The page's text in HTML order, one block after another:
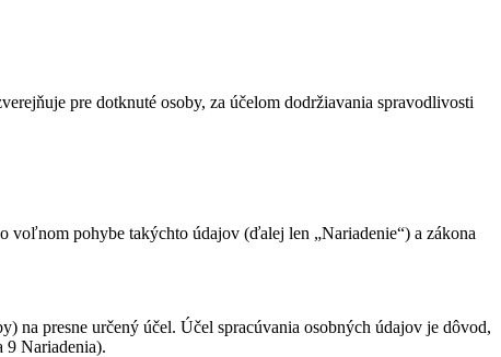
pre dotknuté osoby, za účelom dodržiavania spravodlivosti
voľnom pohybe takýchto údajov (ďalej len „Nariadenie“) a zákona
na presne určený účel. Účel spracúvania osobných údajov je dôvod,
9 Nariadenia).